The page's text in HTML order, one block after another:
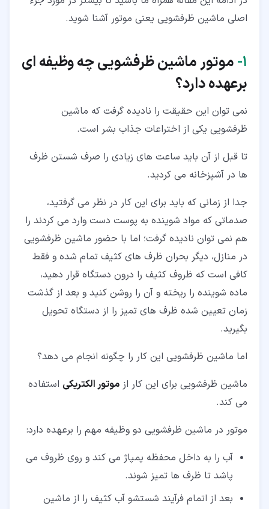
اصلی ماشین ظرفشویی یعنی موتور آشنا شوید.
۱‏- موتور ماشین ظرفشویی چه وظیفه ای
برعهده دارد؟
نمی توان این حقیقت را نادیده گرفت که ماشین
ظرفشویی یکی از اختراعات جذاب بشر است.
تا قبل از آن باید ساعت های زیادی را صرف شستن ظرف
ها در آشپزخانه می کردید.
جدا از زمانی که باید برای این کار در نظر می گرفتید،
صدماتی که مواد شوینده به پوست دست وارد می کردند را
هم نمی توان نادیده گرفت؛ اما با حضور ماشین ظرفشویی
در منازل، دیگر بحران ظرف های کثیف تمام شده و فقط
کافی است که ظروف کثیف را درون دستگاه قرار دهید،
ماده شوینده را ریخته و آن را روشن کنید و بعد از گذشت
زمان تعیین شده ظرف های تمیز را از دستگاه تحویل
بگیرید.
اما ماشین ظرفشویی این کار را چگونه انجام می دهد؟
ماشین ظرفشویی برای این کار از موتور الکتریکی استفاده
می کند.
موتور در ماشین ظرفشویی دو وظیفه مهم را برعهده دارد:
آب را به داخل محفظه پمپاژ می کند و روی ظروف می
پاشد تا ظرف ها تمیز شوند.
بعد از اتمام فرآیند شستشو آب کثیف را از ماشین